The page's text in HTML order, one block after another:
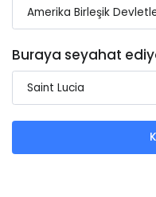
Buraya seyahat